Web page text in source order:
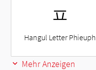
ㅍ
Hangul Letter Phieuph
Mehr Anzeigen